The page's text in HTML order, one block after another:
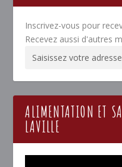
Inscrivez-vous pour
Recevez aussi d'autres
ALIMENTATION ET
LAVILLE